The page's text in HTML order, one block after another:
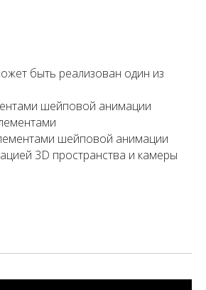
быть реализован один из
шейповой анимации
шейповой анимации
3D пространства и камеры